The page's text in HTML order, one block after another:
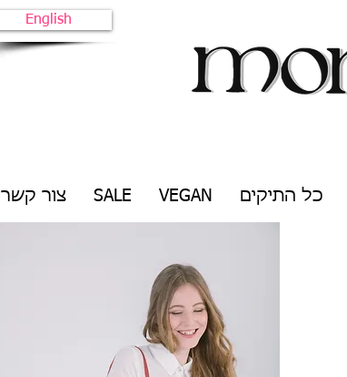
English
צור קשר SALE VEGAN כל התיקים